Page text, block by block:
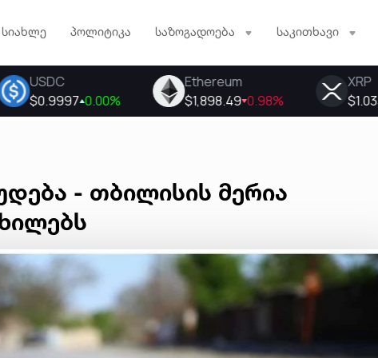
პოლიტიკა საზოგადოება საკითხავი
- თბილისის მერია